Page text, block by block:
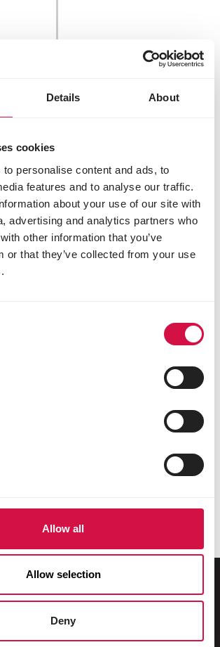
Details About
cookies
personalise content and ads, to
features and to analyse our traffic.
about your use of our site with
advertising and analytics partners who
other information that you’ve
or that they’ve collected from your use
Allow all
Allow selection
Deny
dier